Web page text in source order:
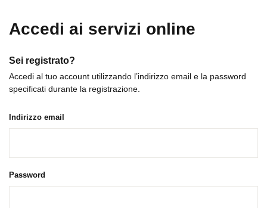
Accedi ai servizi online
Sei registrato?
Accedi al tuo account utilizzando l’indirizzo email e la password
specificati durante la registrazione.
Indirizzo email
Password